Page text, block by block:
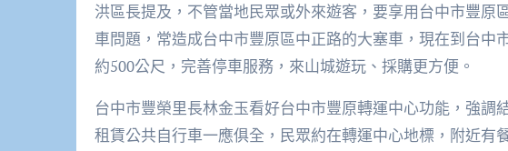
洪區長提及，不管當地民眾或外來遊客，要享用台中市豐原
車問題，常造成台中市豐原區中正路的大塞車，現在到台中
約500公尺，完善停車服務，來山城遊玩、採購更方便。
台中市豐榮里長林金玉看好台中市豐原轉運中心功能，強調
租賃公共自行車一應俱全，民眾約在轉運中心地標，附近有